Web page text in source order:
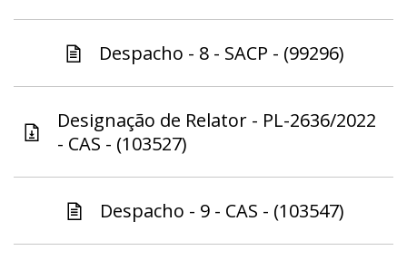
Despacho - 8 - SACP - (99296)
Designação de Relator - PL-2636/2022
- CAS - (103527)
Despacho - 9 - CAS - (103547)